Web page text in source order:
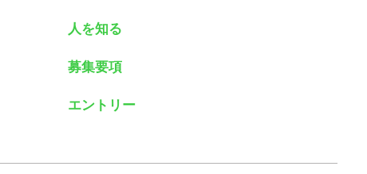
人を知る
募集要項
エントリー